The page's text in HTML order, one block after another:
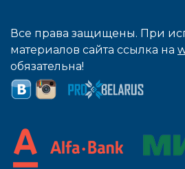
Все права защищены. При
материалов сайта ссылка на
обязательна!